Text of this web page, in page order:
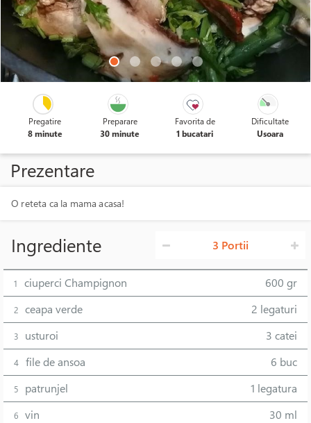
Pregatire
8 minute
Preparare
30 minute
Favorita de
1 bucatari
Dificultate
Usoara
Prezentare
O reteta ca la mama acasa!
Ingrediente 3 Portii
1 ciuperci Champignon 600 gr
2 ceapa verde 2 legaturi
3 usturoi 3 catei
4 file de ansoa 6 buc
5 patrunjel 1 legatura
6 vin 30 ml